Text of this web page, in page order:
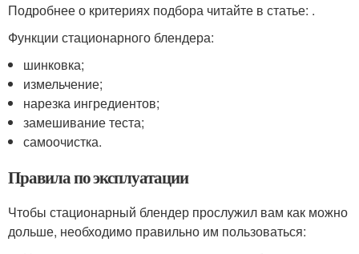
Подробнее о критериях подбора читайте в статье: .
Функции стационарного блендера:
шинковка;
измельчение;
нарезка ингредиентов;
замешивание теста;
самоочистка.
Правила по эксплуатации
Чтобы стационарный блендер прослужил вам как можно
дольше, необходимо правильно им пользоваться: